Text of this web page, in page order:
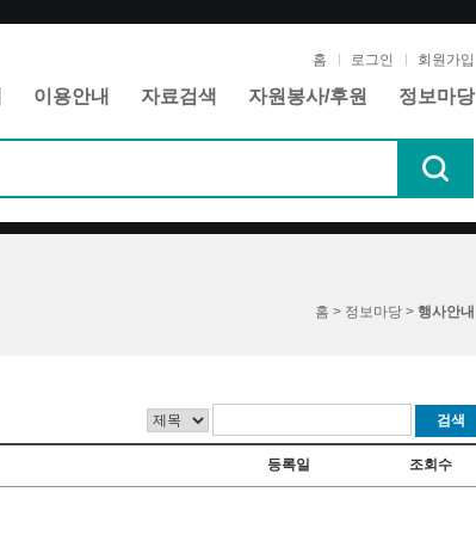
홈 로그인 회원가입
이용안내 자료검색 자원봉사/후원 정보마당
홈 > 정보마당 > 행사안내
검색
등록일 조회수